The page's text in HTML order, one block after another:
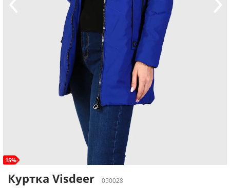
15%
Куртка Visdeer
050028